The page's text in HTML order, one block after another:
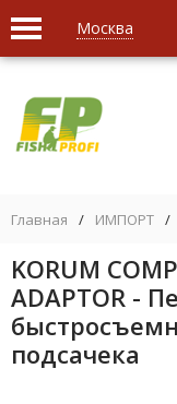
Москва
Главная / ИМПОРТ /
KORUM
ADAPTOR -
подсачека